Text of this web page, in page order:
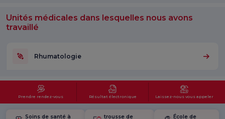
Unités médicales dans lesquelles nous avons
travaillé
Rhumatologie
Prendre rendez-vous Résultat électronique Laissez-nous vous appeler
Soins de santé à
trousse de
École de